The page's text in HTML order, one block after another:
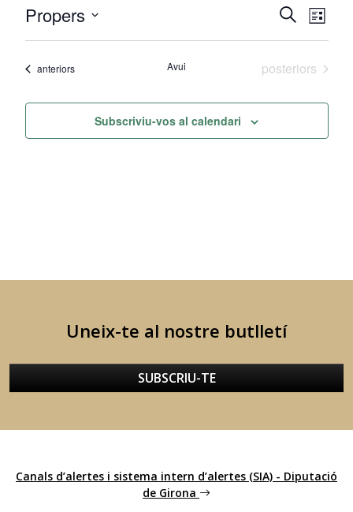
visual
i
Cerca
de
Llista
Propers
data.
Esdeveniments
anteriors Avui Esdeveniments
posteriors
Subscriviu-vos al calendari
Uneix-te al nostre butlletí
SUBSCRIU-TE
Canals d’alertes i sistema intern d’alertes (SIA) - Diputació
de Girona